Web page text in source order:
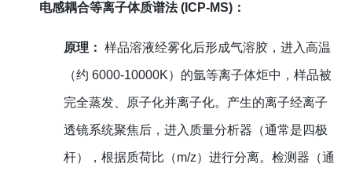
电感耦合等离子体质谱法 (ICP-MS)：
原理： 样品溶液经雾化后形成气溶胶，进入高温
（约 6000-10000K）的氩等离子体炬中，样品被
完全蒸发、原子化并离子化。产生的离子经离子
透镜系统聚焦后，进入质量分析器（通常是四极
杆），根据质荷比（m/z）进行分离。检测器（通